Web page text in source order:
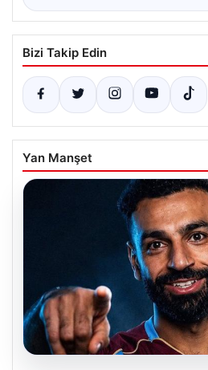
Bizi Takip Edin
Yan Manşet